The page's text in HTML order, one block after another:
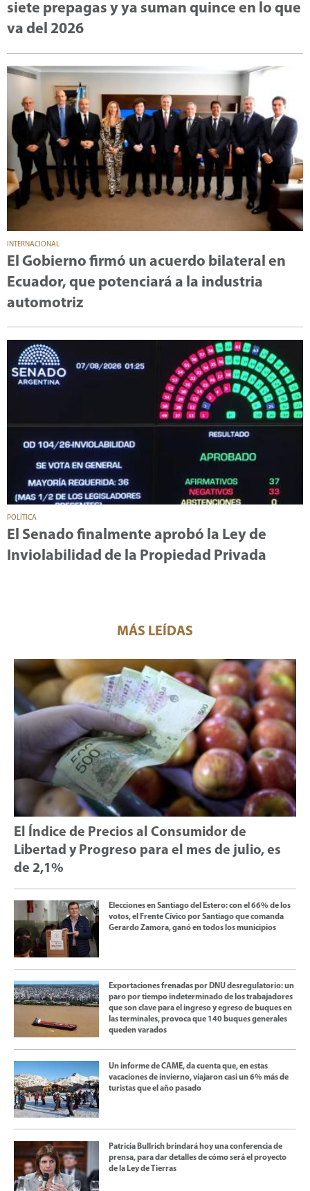
siete prepagas y ya suman quince en lo que
va del 2026
INTERNACIONAL
El Gobierno firmó un acuerdo bilateral en
Ecuador, que potenciará a la industria
automotriz
POLÍTICA
El Senado finalmente aprobó la Ley de
Inviolabilidad de la Propiedad Privada
MÁS LEÍDAS
El Índice de Precios al Consumidor de
Libertad y Progreso para el mes de julio, es
de 2,1%
Elecciones en Santiago del Estero: con el 66% de los
votos, el Frente Cívico por Santiago que comanda
Gerardo Zamora, ganó en todos los municipios
Exportaciones frenadas por DNU desregulatorio: un
paro por tiempo indeterminado de los trabajadores
que son clave para el ingreso y egreso de buques en
las terminales, provoca que 140 buques generales
queden varados
Un informe de CAME, da cuenta que, en estas
vacaciones de invierno, viajaron casi un 6% más de
turistas que el año pasado
Patricia Bullrich brindará hoy una conferencia de
prensa, para dar detalles de cómo será el proyecto
de la Ley de Tierras